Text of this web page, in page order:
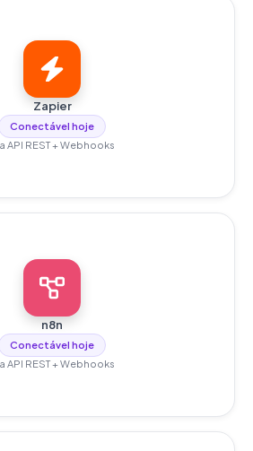
Zapier
Conectável hoje
API REST + Webhooks
n8n
Conectável hoje
API REST + Webhooks